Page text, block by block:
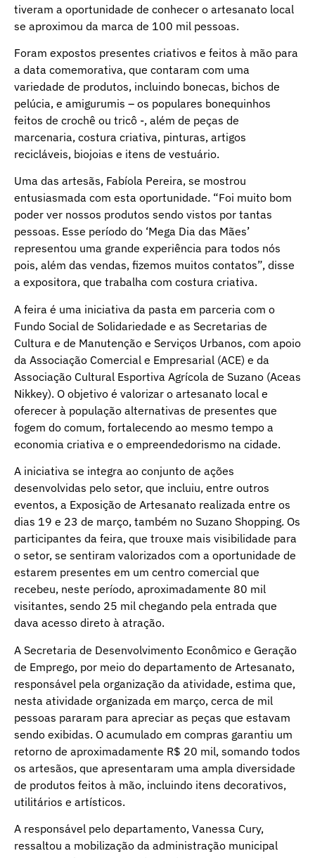
tiveram a oportunidade de conhecer o artesanato local
se aproximou da marca de 100 mil pessoas.
Foram expostos presentes criativos e feitos à mão para
a data comemorativa, que contaram com uma
variedade de produtos, incluindo bonecas, bichos de
pelúcia, e amigurumis – os populares bonequinhos
feitos de crochê ou tricô -, além de peças de
marcenaria, costura criativa, pinturas, artigos
recicláveis, biojoias e itens de vestuário.
Uma das artesãs, Fabíola Pereira, se mostrou
entusiasmada com esta oportunidade. “Foi muito bom
poder ver nossos produtos sendo vistos por tantas
pessoas. Esse período do ‘Mega Dia das Mães’
representou uma grande experiência para todos nós
pois, além das vendas, fizemos muitos contatos”, disse
a expositora, que trabalha com costura criativa.
A feira é uma iniciativa da pasta em parceria com o
Fundo Social de Solidariedade e as Secretarias de
Cultura e de Manutenção e Serviços Urbanos, com apoio
da Associação Comercial e Empresarial (ACE) e da
Associação Cultural Esportiva Agrícola de Suzano (Aceas
Nikkey). O objetivo é valorizar o artesanato local e
oferecer à população alternativas de presentes que
fogem do comum, fortalecendo ao mesmo tempo a
economia criativa e o empreendedorismo na cidade.
A iniciativa se integra ao conjunto de ações
desenvolvidas pelo setor, que incluiu, entre outros
eventos, a Exposição de Artesanato realizada entre os
dias 19 e 23 de março, também no Suzano Shopping. Os
participantes da feira, que trouxe mais visibilidade para
o setor, se sentiram valorizados com a oportunidade de
estarem presentes em um centro comercial que
recebeu, neste período, aproximadamente 80 mil
visitantes, sendo 25 mil chegando pela entrada que
dava acesso direto à atração.
A Secretaria de Desenvolvimento Econômico e Geração
de Emprego, por meio do departamento de Artesanato,
responsável pela organização da atividade, estima que,
nesta atividade organizada em março, cerca de mil
pessoas pararam para apreciar as peças que estavam
sendo exibidas. O acumulado em compras garantiu um
retorno de aproximadamente R$ 20 mil, somando todos
os artesãos, que apresentaram uma ampla diversidade
de produtos feitos à mão, incluindo itens decorativos,
utilitários e artísticos.
A responsável pelo departamento, Vanessa Cury,
ressaltou a mobilização da administração municipal